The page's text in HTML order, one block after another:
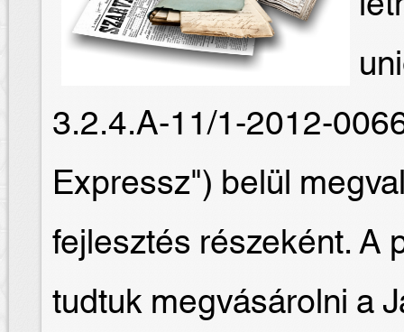
3.2.4.A-11/1-2012-
Expressz") belül
fejlesztés részeként. A
tudtuk megvásárolni a